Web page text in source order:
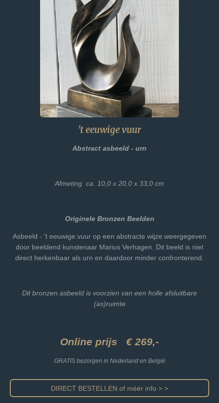
't eeuwige vuur
Abstract asbeeld - urn
Afmeting ca. 10,0 x 20,0 x 33,0 cm
Originele Bronzen Beelden
Asbeeld - 't eeuwige vuur op een abstracte wijze weergegeven
door beeldend kunstenaar Marius Verhagen. Dit beeld is niet
direct herkenbaar als urn en daardoor minder confronterend.
Dit bronzen asbeeld is voorzien van een holle afsluitbare
(as)ruimte
Online prijs € 269,-
GRATIS bezorgen in Nederland en België
DIRECT BESTELLEN of méér info > >